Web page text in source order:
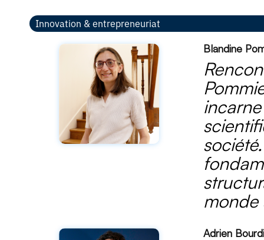
Innovation & entrepreneuriat
Blandine
monde
Adrien